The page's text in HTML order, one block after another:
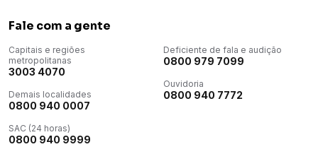
Fale com a gente
Capitais e regiões
metropolitanas
3003 4070
Demais localidades
0800 940 0007
SAC (24 horas)
0800 940 9999
Deficiente de fala e audição
0800 979 7099
Ouvidoria
0800 940 7772